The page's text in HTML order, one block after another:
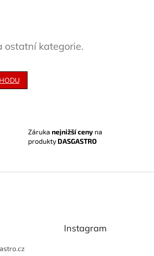
ostatní kategorie.
Záruka nejnižší ceny na
produkty DASGASTRO
Instagram